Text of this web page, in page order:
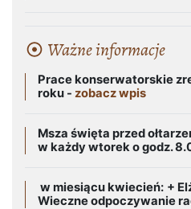
Ważne informacje
Prace konserwatorskie
roku - zobacz wpis
Msza święta przed
w każdy wtorek o godz.
w miesiącu kwiecień: +
Wieczne odpoczywanie